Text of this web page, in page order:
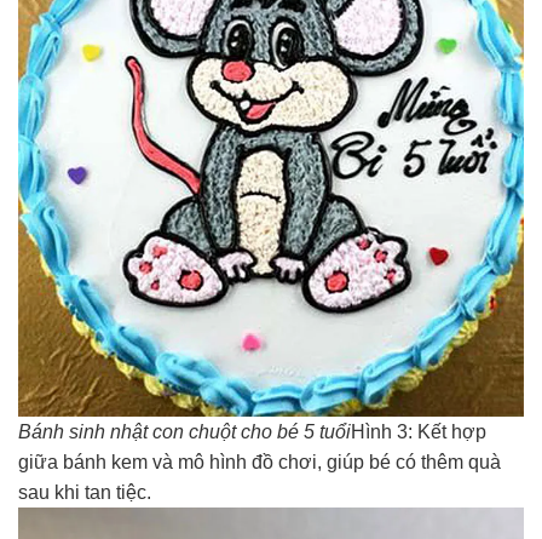
Bánh sinh nhật con chuột cho bé 5 tuổiHình 3: Kết hợp
giữa bánh kem và mô hình đồ chơi, giúp bé có thêm quà
sau khi tan tiệc.